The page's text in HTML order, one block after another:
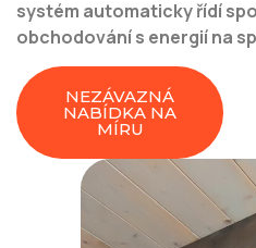
systém automaticky řídí
obchodování s energií na
NEZÁVAZNÁ
NABÍDKA NA
MÍRU